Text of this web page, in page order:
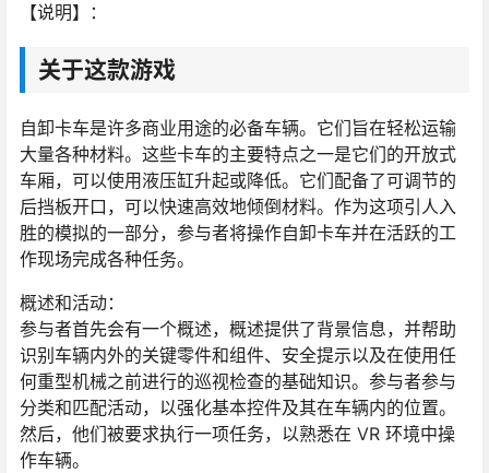
【说明】：
关于这款游戏
自卸卡车是许多商业用途的必备车辆。它们旨在轻松运输
大量各种材料。这些卡车的主要特点之一是它们的开放式
车厢，可以使用液压缸升起或降低。它们配备了可调节的
后挡板开口，可以快速高效地倾倒材料。作为这项引人入
胜的模拟的一部分，参与者将操作自卸卡车并在活跃的工
作现场完成各种任务。
概述和活动：
参与者首先会有一个概述，概述提供了背景信息，并帮助
识别车辆内外的关键零件和组件、安全提示以及在使用任
何重型机械之前进行的巡视检查的基础知识。参与者参与
分类和匹配活动，以强化基本控件及其在车辆内的位置。
然后，他们被要求执行一项任务，以熟悉在 VR 环境中操
作车辆。